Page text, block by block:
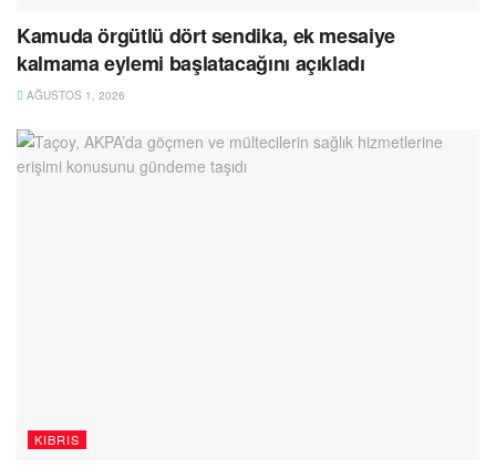
Kamuda örgütlü dört sendika, ek mesaiye
kalmama eylemi başlatacağını açıkladı
AĞUSTOS 1, 2026
KIBRIS